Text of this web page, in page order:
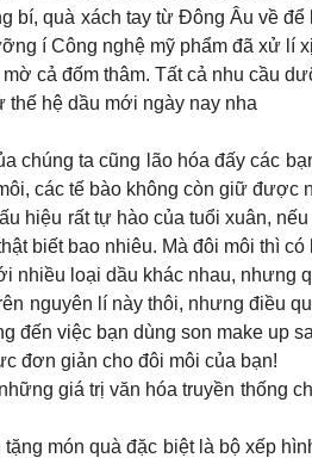
bí, quà xách tay từ Đông Âu về
í Công nghệ mỹ phẩm đã xử
cả đốm thâm. Tất cả nhu cầu
thế hệ dầu mới ngày nay nha
chúng ta cũng lão hóa đấy các
các tế bào không còn giữ
hiệu rất tự hào của tuổi xuân,
biết bao nhiêu. Mà đôi môi thì
loại dầu khác nhau, nhưng
nguyên lí này thôi, nhưng điều
đến việc bạn dùng son make up
đơn giản cho đôi môi của bạn!
giá trị văn hóa truyền thống
món quà đặc biệt là bộ xếp